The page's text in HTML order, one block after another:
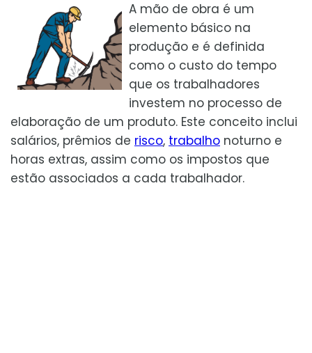
A mão de obra é um
elemento básico na
produção e é definida
como o custo do tempo
que os trabalhadores
investem no processo de
elaboração de um produto. Este conceito inclui
salários, prêmios de risco, trabalho noturno e
horas extras, assim como os impostos que
estão associados a cada trabalhador.